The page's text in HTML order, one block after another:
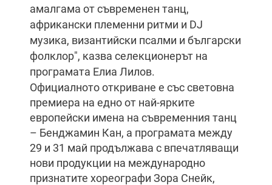
амалгама от съвременен танц,
африкански племенни ритми и DJ
музика, византийски псалми и български
фолклор", казва селекционерът на
програмата Елиа Лилов.
Официалното откриване е със световна
премиера на едно от най-ярките
европейски имена на съвременния танц
– Бенджамин Кан, а програмата между
29 и 31 май продължава с впечатляващи
нови продукции на международно
признатите хореографи Зора Снейк,